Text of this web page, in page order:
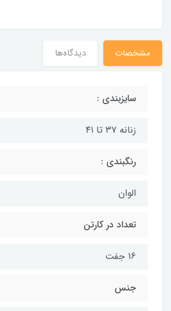
مشخصات دیدگاه‌ها
سایزبندی :
زنانه ۳۷ تا ۴۱
رنگبندی :
الوان
تعداد در کارتن
16 جفت
جنس